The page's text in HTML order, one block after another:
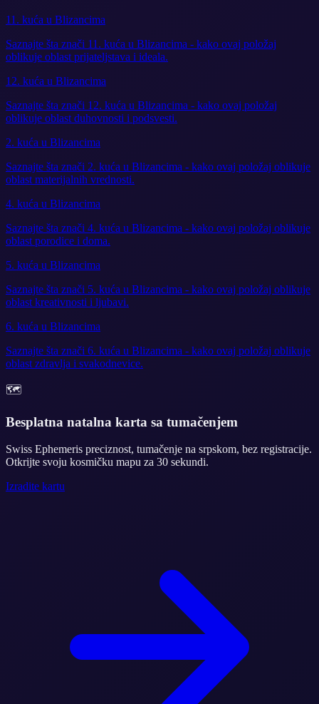
11. kuća u Blizancima
Saznajte šta znači 11. kuća u Blizancima - kako ovaj položaj
oblikuje oblast prijateljstava i ideala.
12. kuća u Blizancima
Saznajte šta znači 12. kuća u Blizancima - kako ovaj položaj
oblikuje oblast duhovnosti i podsvesti.
2. kuća u Blizancima
Saznajte šta znači 2. kuća u Blizancima - kako ovaj položaj oblikuje
oblast materijalnih vrednosti.
4. kuća u Blizancima
Saznajte šta znači 4. kuća u Blizancima - kako ovaj položaj oblikuje
oblast porodice i doma.
5. kuća u Blizancima
Saznajte šta znači 5. kuća u Blizancima - kako ovaj položaj oblikuje
oblast kreativnosti i ljubavi.
6. kuća u Blizancima
Saznajte šta znači 6. kuća u Blizancima - kako ovaj položaj oblikuje
oblast zdravlja i svakodnevice.
🗺️
Besplatna natalna karta sa tumačenjem
Swiss Ephemeris preciznost, tumačenje na srpskom, bez registracije.
Otkrijte svoju kosmičku mapu za 30 sekundi.
Izradite kartu